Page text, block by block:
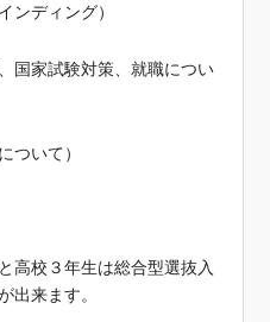
ンディング）
国家試験対策、就職につい
ついて）
高校３年生は総合型選抜入
出来ます。